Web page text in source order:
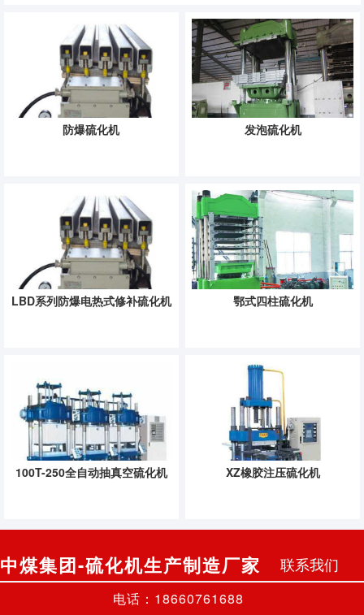
防爆硫化机 发泡硫化机
LBD系列防爆电热式修补硫化机 鄂式四柱硫化机
100T-250全自动抽真空硫化机 XZ橡胶注压硫化机
中煤集团-硫化机生产制造厂家 联系我们
电话：18660761688